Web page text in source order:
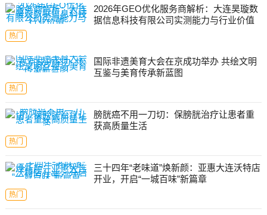
2026年GEO优化服务商解析：大连昊璇数
据信息科技有限公司实测能力与行业价值
热门
国际非遗美育大会在京成功举办 共绘文明
互鉴与美育传承新蓝图
热门
膀胱癌不用一刀切：保膀胱治疗让患者重
获高质量生活
热门
三十四年“老味道”焕新颜：亚惠大连沃特店
开业，开启“一城百味”新篇章
热门